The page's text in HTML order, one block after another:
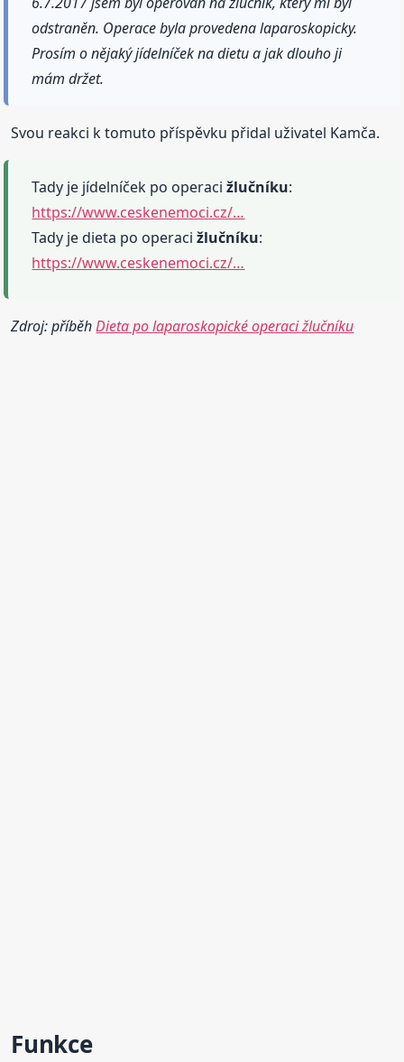
odstraněn. Operace byla provedena laparoskopicky.
Prosím o nějaký jídelníček na dietu a jak dlouho ji
mám držet.
Svou reakci k tomuto příspěvku přidal uživatel Kamča.
Tady je jídelníček po operacižlučníku:
https://www.ceskenemoci.cz/…
Tady je dieta po operacižlučníku:
https://www.ceskenemoci.cz/…
Zdroj: příběhDieta po laparoskopické operaci žlučníku
Funkce